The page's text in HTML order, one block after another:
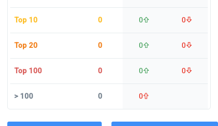
Top 10 0 0 0
Top 20 0 0 0
Top 100 0 0 0
>100 0 0